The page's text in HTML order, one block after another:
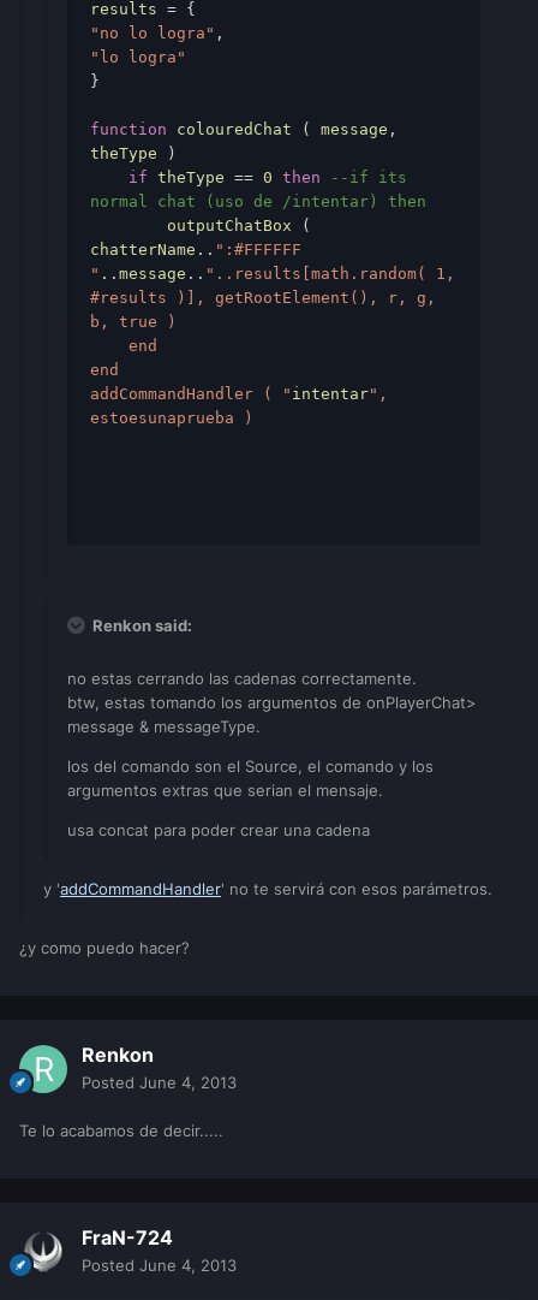
results = {
"no lo logra" ,
"lo logra"
}
function colouredChat ( message
theType )
if theType == 0 then
--if its
normal chat (uso de /intentar) then
outputChatBox
chatterName .. ":#FFFFFF
" .. message .. "..results[math.random( 1,
#results )], getRootElement(), r, g,
b, true )
end
end
addCommandHandler ( " intentar",
estoesunaprueba )
Renkon said:
no estas cerrando las cadenas correctamente.
btw, estas tomando los argumentos de onPlayerChat>
message & messageType.
los del comando son el Source, el comando y los
argumentos extras que serian el mensaje.
usa concat para poder crear una cadena
y 'addCommandHandler' no te servirá con esos parámetros.
¿y como puedo hacer?
Renkon
Posted June 4, 2013
Te lo acabamos de decir.....
FraN-724
Posted June 4, 2013